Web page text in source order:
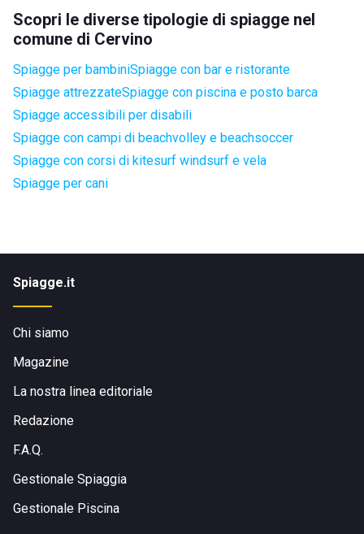
Scopri le diverse tipologie di spiagge nel
comune di Cervino
Spiagge per bambiniSpiagge con bar e ristorante
Spiagge attrezzateSpiagge con piscina e posto barca
Spiagge accessibili per disabili
Spiagge con campi di beachvolley e beachsoccer
Spiagge con corsi di kitesurf windsurf e vela
Spiagge per cani
Spiagge.it
Chi siamo
Magazine
La nostra linea editoriale
Redazione
F.A.Q.
Gestionale Spiaggia
Gestionale Piscina